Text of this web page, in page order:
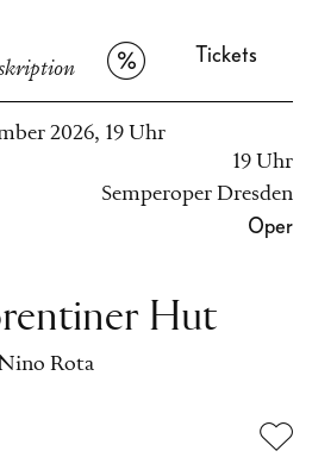
Tickets
Hut
Rota
2026, 19 Uhr
19 Uhr
Semperoper Dresden
Oper